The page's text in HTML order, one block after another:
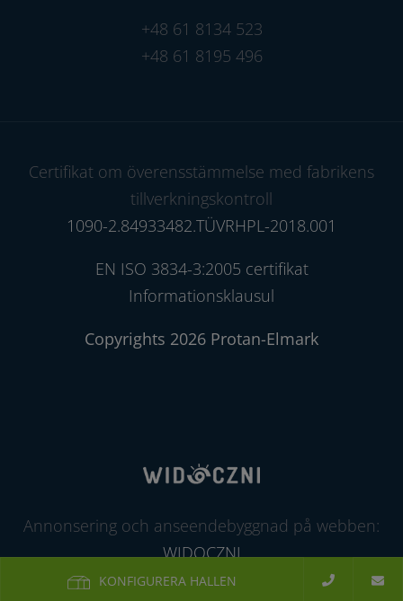
KONFIGURERA HALLEN
+48 61 8134 523
+48 61 8195 496
Certifikat om överensstämmelse med fabrikens
tillverkningskontroll
1090-2.84933482.TÜVRHPL-2018.001
EN ISO 3834-3:2005 certifikat
Informationsklausul
Copyrights 2026 Protan-Elmark
Annonsering och anseendebyggnad på webben:
WIDOCZNI